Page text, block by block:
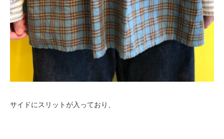
サイドにスリットが入っており、